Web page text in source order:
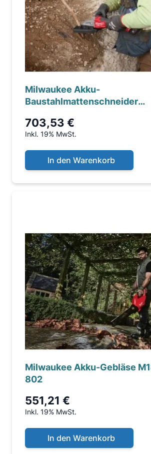
Milwaukee Akku-
Baustahlmattenschneider
703,53 €
Inkl. 19% MwSt.
In den Warenkorb
Milwaukee Akku-Gebläse
802
551,21 €
Inkl. 19% MwSt.
In den Warenkorb